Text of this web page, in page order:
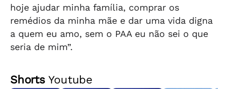
hoje ajudar minha família, comprar os
remédios da minha mãe e dar uma vida digna
a quem eu amo, sem o PAA eu não sei o que
seria de mim”.
ShortsYoutube